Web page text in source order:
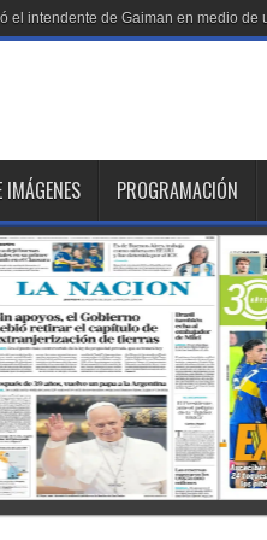
el intendente de Gaiman en medio de
IMÁGENES PROGRAMACIÓN